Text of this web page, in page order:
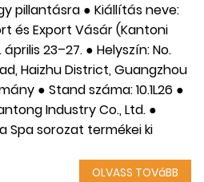
pillantásra ● Kiállítás neve:
és Export Vásár (Kantoni
23–27. ● Helyszín: No.
Haizhu District, Guangzhou
● Stand száma: 10.1L26 ●
Industry Co., Ltd. ●
Spa sorozat termékei ki
OLVASS TOVáBB